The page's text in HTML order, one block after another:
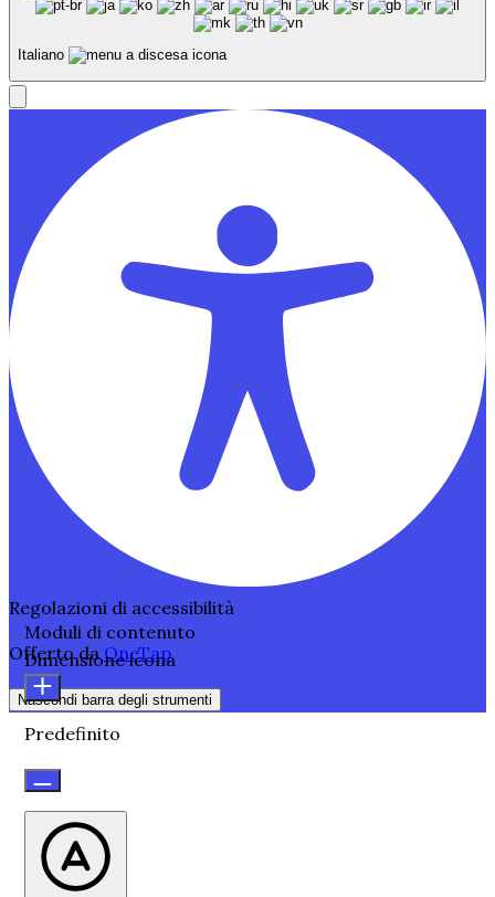
Italiano
Regolazioni di accessibilità
Offerto daOneTap
Nascondi barra degli strumenti
Moduli di contenuto
Dimensione icona
Predefinito